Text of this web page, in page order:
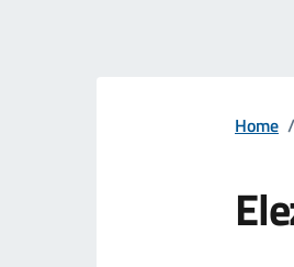
Home /